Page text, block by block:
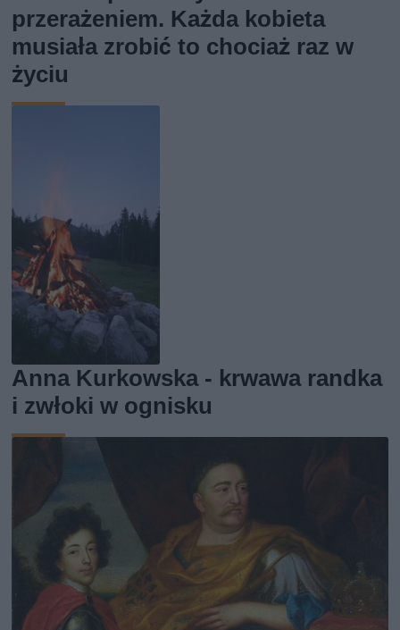
przerażeniem. Każda kobieta
musiała zrobić to chociaż raz w
życiu
Anna Kurkowska - krwawa randka
i zwłoki w ognisku